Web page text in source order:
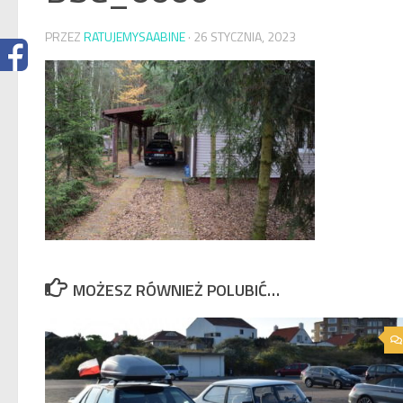
PRZEZRATUJEMYSAABINE· 26 STYCZNIA, 2023
MOŻESZ RÓWNIEŻ POLUBIĆ…